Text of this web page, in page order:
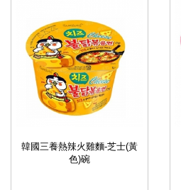
韓國三養熱辣火雞麵-芝士(黃
色)碗